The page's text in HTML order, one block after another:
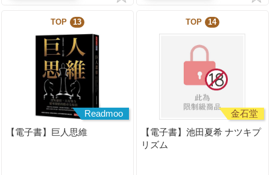
TOP 13
Readmoo
【電子書】巨人思維
TOP 14
金石堂
【電子書】池田夏希 ナツキプ
リズム